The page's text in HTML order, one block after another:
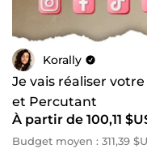
Korally
Je vais réaliser
et Percutant
À partir de 100,11
Budget moyen : 311,39